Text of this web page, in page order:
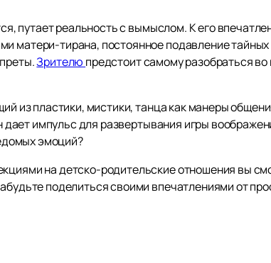
путает реальность с вымыслом. К его
матери-тирана, постоянное подавление
Зрителю предстоит самому разобраться
из пластики, мистики, танца как манеры
импульс для развертывания игры
эмоций?
на детско-родительские отношения вы
поделиться своими впечатлениями от